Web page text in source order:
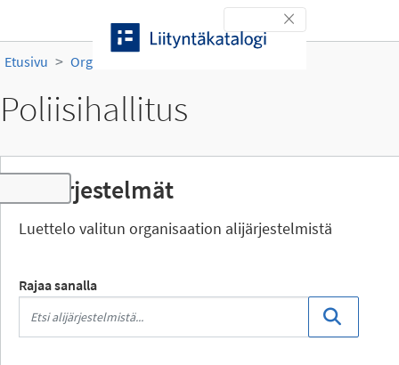
Toggle navigation
Etusivu Organisaatiot
Poliisihallitus
Toggle navigation
Alijärjestelmät
Luettelo valitun organisaation alijärjestelmistä
Rajaa sanalla